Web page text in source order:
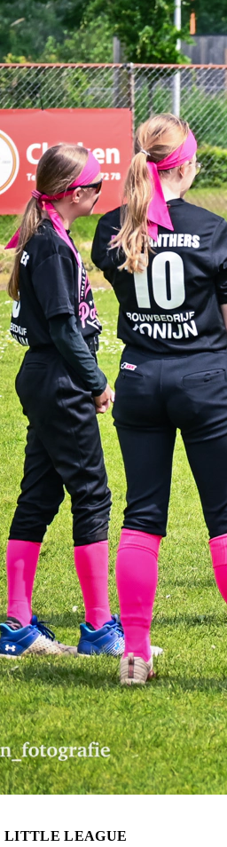
LITTLE LEAGUE